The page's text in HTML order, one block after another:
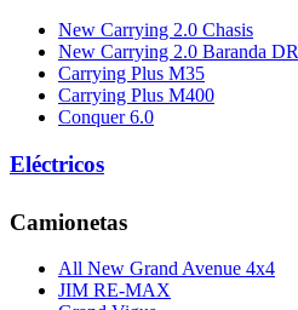
New Carrying 2.0 Chasis
New Carrying 2.0 Baranda DR
Carrying Plus M35
Carrying Plus M400
Conquer 6.0
Eléctricos
Camionetas
All New Grand Avenue 4x4
JIM RE-MAX